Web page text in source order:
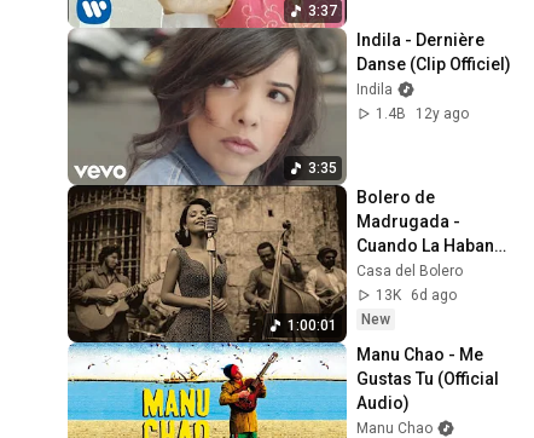
3:37
3:35
Indila - Dernière
Danse (Clip Officiel)
Indila
1.4B
12y ago
1:00:01
Bolero de
Madrugada -
Cuando La Habana
Suspira
Casa del Bolero
13K
6d ago
New
Manu Chao - Me
Gustas Tu (Official
Audio)
Manu Chao